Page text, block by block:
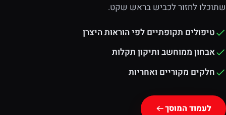
שתוכלו לחזור לכביש בראש שקט.
טיפולים תקופתיים לפי הוראות היצרן
אבחון ממוחשב ותיקון תקלות
חלקים מקוריים ואחריות
לעמוד המוסך